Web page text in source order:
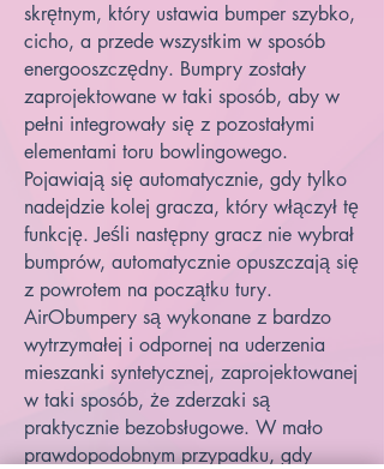
skrętnym, który ustawia bumper szybko,
cicho, a przede wszystkim w sposób
energooszczędny. Bumpry zostały
zaprojektowane w taki sposób, aby w
pełni integrowały się z pozostałymi
elementami toru bowlingowego.
Pojawiają się automatycznie, gdy tylko
nadejdzie kolej gracza, który włączył tę
funkcję. Jeśli następny gracz nie wybrał
bumprów, automatycznie opuszczają się
z powrotem na początku tury.
AirObumpery są wykonane z bardzo
wytrzymałej i odpornej na uderzenia
mieszanki syntetycznej, zaprojektowanej
w taki sposób, że zderzaki są
praktycznie bezobsługowe. W mało
prawdopodobnym przypadku, gdy